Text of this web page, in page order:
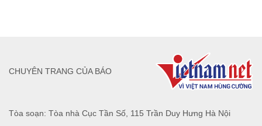
Tòa soạn: Tòa nhà Cục Tần Số, 115 Trần Duy Hưng Hà Nội
CHUYÊN TRANG CỦA BÁO